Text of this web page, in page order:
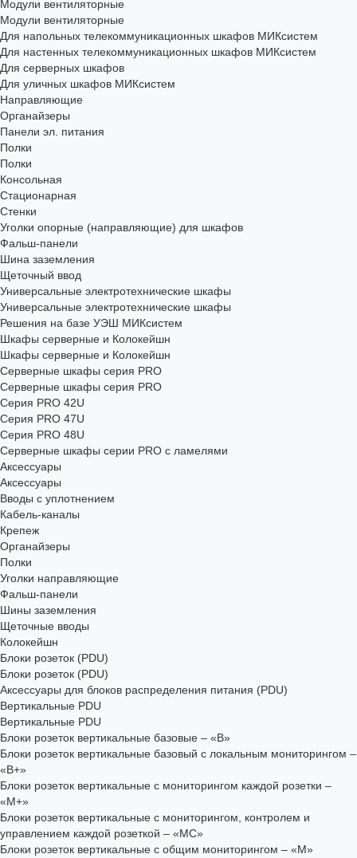
Модули вентиляторные
Модули вентиляторные
Для напольных телекоммуникационных шкафов МИКсистем
Для настенных телекоммуникационных шкафов МИКсистем
Для серверных шкафов
Для уличных шкафов МИКсистем
Направляющие
Органайзеры
Панели эл. питания
Полки
Полки
Консольная
Стационарная
Стенки
Уголки опорные (направляющие) для шкафов
Фальш-панели
Шина заземления
Щеточный ввод
Универсальные электротехнические шкафы
Универсальные электротехнические шкафы
Решения на базе УЭШ МИКсистем
Шкафы серверные и Колокейшн
Шкафы серверные и Колокейшн
Серверные шкафы серия PRO
Серверные шкафы серия PRO
Серия PRO 42U
Серия PRO 47U
Серия PRO 48U
Серверные шкафы серии PRO с ламелями
Аксессуары
Аксессуары
Вводы с уплотнением
Кабель-каналы
Крепеж
Органайзеры
Полки
Уголки направляющие
Фальш-панели
Шины заземления
Щеточные вводы
Колокейшн
Блоки розеток (PDU)
Блоки розеток (PDU)
Аксессуары для блоков распределения питания (PDU)
Вертикальные PDU
Вертикальные PDU
Блоки розеток вертикальные базовые – «В»
Блоки розеток вертикальные базовый с локальным мониторингом –
«В+»
Блоки розеток вертикальные с мониторингом каждой розетки –
«М+»
Блоки розеток вертикальные с мониторингом, контролем и
управлением каждой розеткой – «МС»
Блоки розеток вертикальные с общим мониторингом – «М»